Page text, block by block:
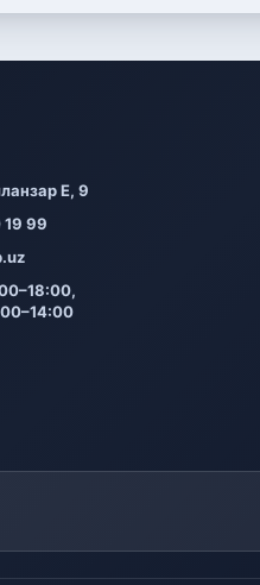
Е, 9
19 99